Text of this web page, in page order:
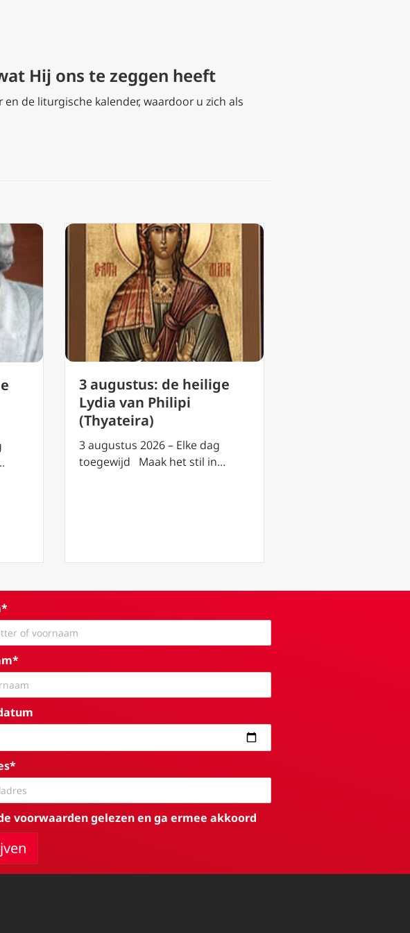
Hij ons te zeggen heeft
de liturgische kalender, waardoor u zich als
3 augustus: de heilige
Lydia van Philipi
(Thyateira)
3 augustus 2026 – Elke dag
toegewijd Maak het stil in…
voorwaarden gelezen en ga ermee akkoord